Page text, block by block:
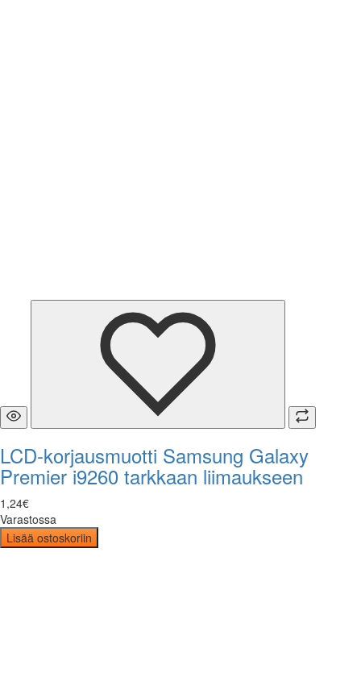
LCD-korjausmuotti Samsung Galaxy
Premier i9260 tarkkaan liimaukseen
1 ,24€
Varastossa
Lisää ostoskoriin